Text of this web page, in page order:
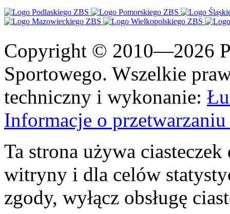
Copyright © 2010—2026
Sportowego. Wszelkie
techniczny i wykonanie:
Informacje o
Ta strona używa
witryny i dla celów
zgody, wyłącz obsługę